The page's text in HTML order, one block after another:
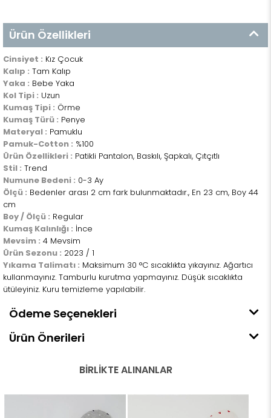
Ürün Özellikleri
Cinsiyet : Kız Çocuk
Kalıp : Tam Kalıp
Yaka : Bebe Yaka
Kol Tipi : Uzun
Kumaş Tipi : Örme
Kumaş Türü : Penye
Materyal : Pamuklu
Pamuk-Cotton : %100
Ürün Özellikleri : Patikli Pantalon, Baskılı, Şapkalı, Çıtçıtlı
Stil : Trend
Numune Bedeni : 0-3 Ay
Ölçü : Bedenler arası 2 cm fark bulunmaktadır., En 23 cm, Boy 44
cm
Boy / Ölçü : Regular
Kumaş Kalınlığı : İnce
Mevsim : 4 Mevsim
Ürün Sezonu : 2023 / 1
Yıkama Talimatı : Maksimum 30 °C sıcaklıkta yıkayınız. Ağartıcı
kullanmayınız. Tamburlu kurutma yapmayınız. Düşük sıcaklıkta
ütüleyiniz. Kuru temizleme yapılabilir.
Ödeme Seçenekleri
Ürün Önerileri